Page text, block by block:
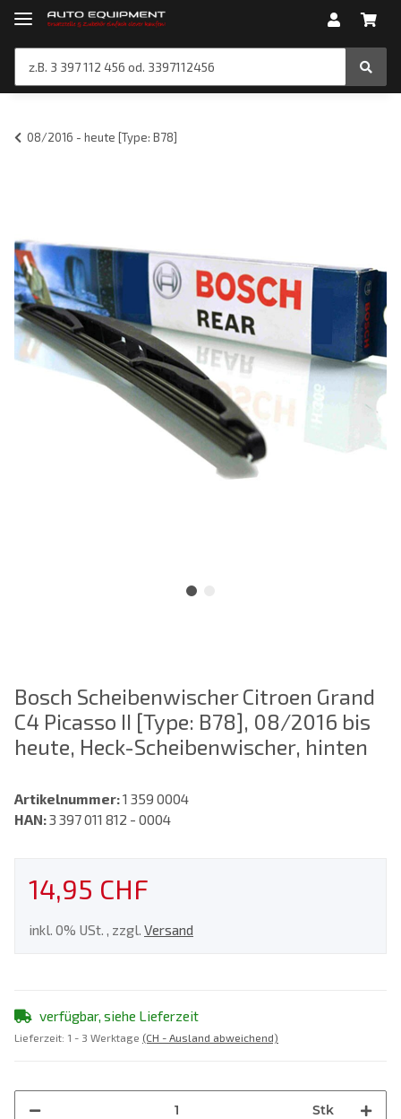
08/2016 - heute [Type: B78]
Bosch Scheibenwischer Citroen Grand
C4 Picasso II [Type: B78], 08/2016 bis
heute, Heck-Scheibenwischer, hinten
Artikelnummer:1 359 0004
HAN:3 397 011 812 - 0004
14,95 CHF
inkl. 0% USt. , zzgl. Versand
verfügbar, siehe Lieferzeit
Lieferzeit: 1 - 3 Werktage (CH - Ausland abweichend)
Stk